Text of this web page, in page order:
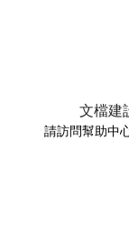
文檔建
請訪問幫助中